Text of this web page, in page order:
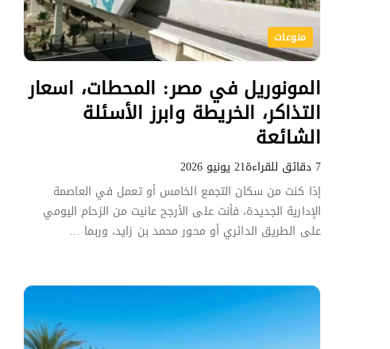
منوعات
المونوريل في مصر: المحطات، اسعار
التذاكر، الخريطة وابرز الأسئلة
الشائعة
7 دقائق للقراءة
21 يونيو 2026
إذا كنت من سكان التجمع الخامس أو تعمل في العاصمة
الإدارية الجديدة، فأنت على الأرجح عانيت من الزحام اليومي
على الطريق الدائري أو محور محمد بن زايد، وربما …